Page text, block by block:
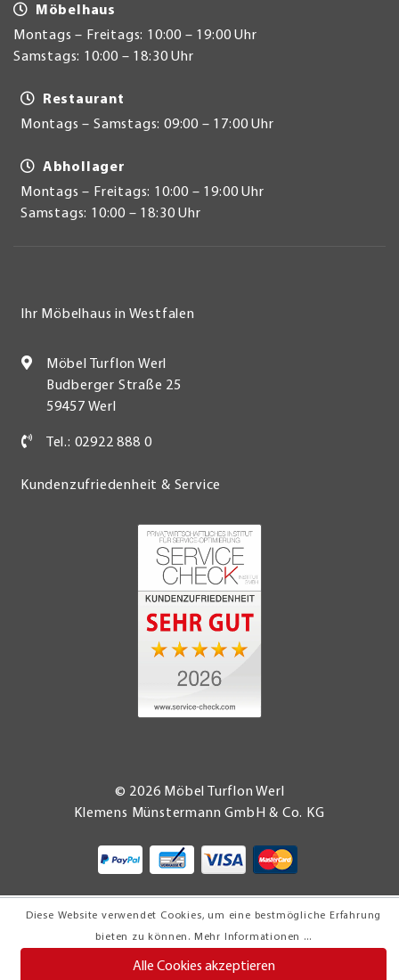
Diese Website verwendet Cookies, um eine bestmögliche Erfahrung
bieten zu können. Mehr Informationen ...
Alle Cookies akzeptieren
Möbelhaus
Montags – Freitags: 10:00 – 19:00 Uhr
Samstags: 10:00 – 18:30 Uhr
Restaurant
Montags – Samstags: 09:00 – 17:00 Uhr
Abhollager
Montags – Freitags: 10:00 – 19:00 Uhr
Samstags: 10:00 – 18:30 Uhr
Ihr Möbelhaus in Westfalen
Möbel Turflon Werl
Budberger Straße 25
59457 Werl
Tel.: 02922 888 0
Kundenzufriedenheit & Service
© 2026 Möbel Turflon Werl
Klemens Münstermann GmbH & Co. KG